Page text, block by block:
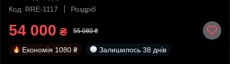
Код: RRE-1117
Роздріб
54 000 ₴ 55 080 ₴
Економія 1080 ₴ Залишилось 38 днів